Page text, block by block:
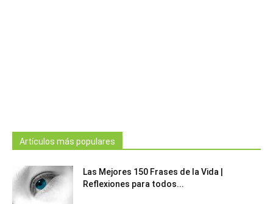
Artículos más populares
Las Mejores 150 Frases de la Vida |
Reflexiones para todos...